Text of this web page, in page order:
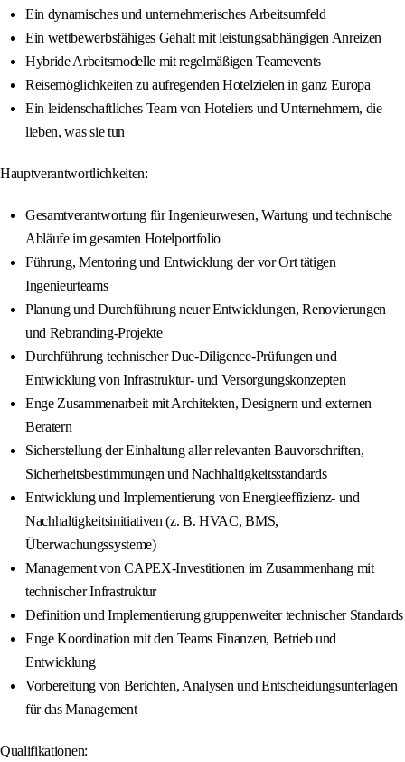
Ein dynamisches und unternehmerisches Arbeitsumfeld
Ein wettbewerbsfähiges Gehalt mit leistungsabhängigen Anreizen
Hybride Arbeitsmodelle mit regelmäßigen Teamevents
Reisemöglichkeiten zu aufregenden Hotelzielen in ganz Europa
Ein leidenschaftliches Team von Hoteliers und Unternehmern, die
lieben, was sie tun
Hauptverantwortlichkeiten:
Gesamtverantwortung für Ingenieurwesen, Wartung und technische
Abläufe im gesamten Hotelportfolio
Führung, Mentoring und Entwicklung der vor Ort tätigen
Ingenieurteams
Planung und Durchführung neuer Entwicklungen, Renovierungen
und Rebranding-Projekte
Durchführung technischer Due-Diligence-Prüfungen und
Entwicklung von Infrastruktur- und Versorgungskonzepten
Enge Zusammenarbeit mit Architekten, Designern und externen
Beratern
Sicherstellung der Einhaltung aller relevanten Bauvorschriften,
Sicherheitsbestimmungen und Nachhaltigkeitsstandards
Entwicklung und Implementierung von Energieeffizienz- und
Nachhaltigkeitsinitiativen (z. B. HVAC, BMS,
Überwachungssysteme)
Management von CAPEX-Investitionen im Zusammenhang mit
technischer Infrastruktur
Definition und Implementierung gruppenweiter technischer Standards
Enge Koordination mit den Teams Finanzen, Betrieb und
Entwicklung
Vorbereitung von Berichten, Analysen und Entscheidungsunterlagen
für das Management
Qualifikationen: